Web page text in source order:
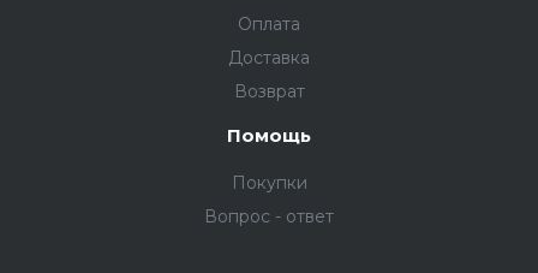
Оплата
Доставка
Возврат
Помощь
Покупки
Вопрос - ответ